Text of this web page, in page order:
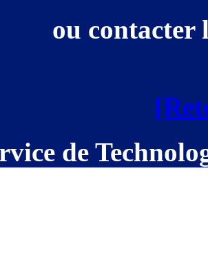
ou contacter
de